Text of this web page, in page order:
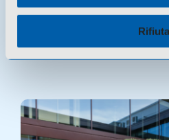
Rifiuta
19 Maggio 2026 - Eventi
Master in Welfare
Innovazione Sociale